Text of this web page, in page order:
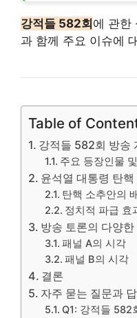
강적들 582회에 관한
과 함께 주요 이슈에
Table of
강적들 582회 방송
주요 등장인물
윤석열 대통령 탄
탄핵 소추안의
정치적 파급 효
방송 토론의 다양한
패널 A의 시각
패널 B의 시각
결론
자주 묻는 질문과
Q1: 강적들 582